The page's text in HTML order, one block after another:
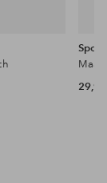
Maali
29,90